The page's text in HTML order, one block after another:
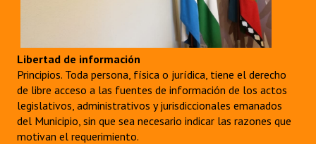
Libertad de información
Principios. Toda persona, física o jurídica, tiene el derecho
de libre acceso a las fuentes de información de los actos
legislativos, administrativos y jurisdiccionales emanados
del Municipio, sin que sea necesario indicar las razones que
motivan el requerimiento.